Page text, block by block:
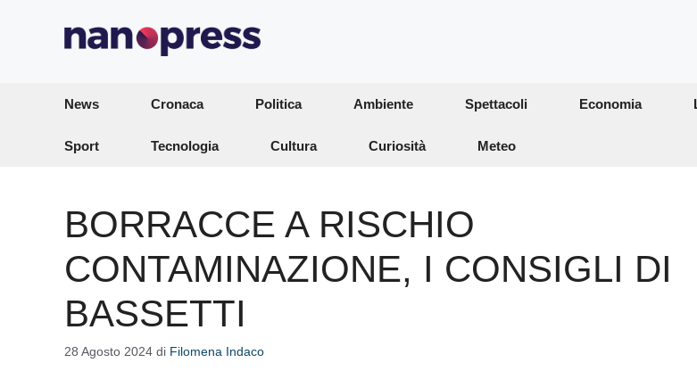
News Cronaca Politica Ambiente Spettacoli Economia
Sport Tecnologia Cultura Curiosità Meteo
BORRACCE A RISCHIO
CONTAMINAZIONE, I CONSIGLI DI
BASSETTI
28 Agosto 2024 di Filomena Indaco